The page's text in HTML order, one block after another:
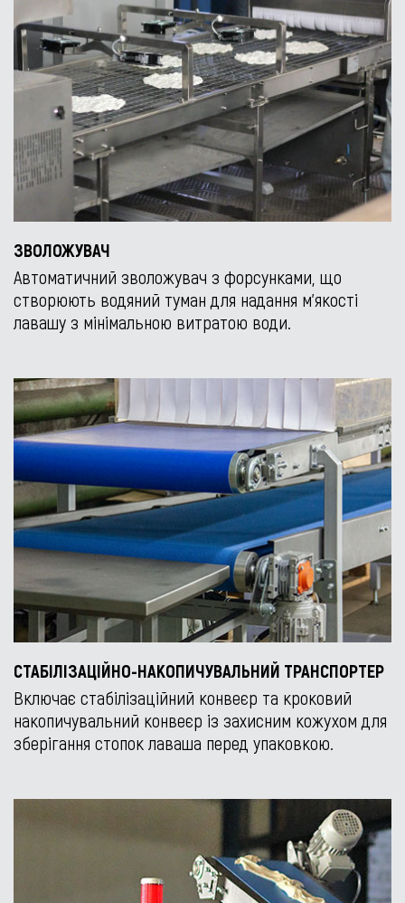
ЗВОЛОЖУВАЧ
Автоматичний зволожувач з форсунками, що
створюють водяний туман для надання м’якості
лавашу з мінімальною витратою води.
СТАБІЛІЗАЦІЙНО-НАКОПИЧУВАЛЬНИЙ ТРАНСПОРТЕР
Включає стабілізаційний конвеєр та кроковий
накопичувальний конвеєр із захисним кожухом для
зберігання стопок лаваша перед упаковкою.